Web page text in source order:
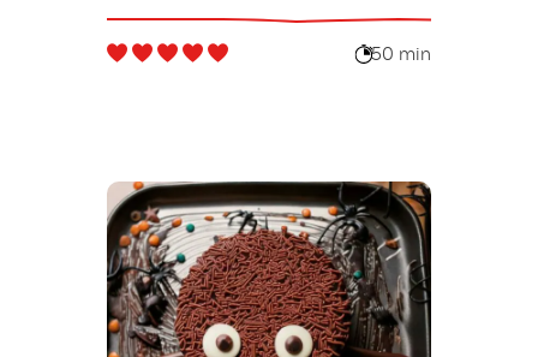
50 min